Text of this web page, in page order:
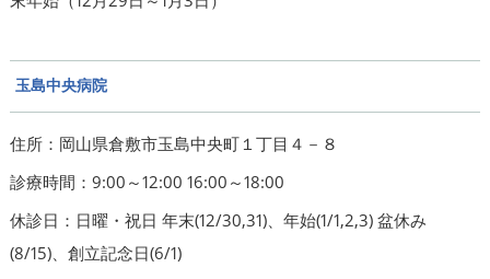
玉島中央病院
住所：岡山県倉敷市玉島中央町１丁目４－８
診療時間：9:00～12:00 16:00～18:00
休診日：日曜・祝日 年末(12/30,31)、年始(1/1,2,3) 盆休み
(8/15)、創立記念日(6/1)